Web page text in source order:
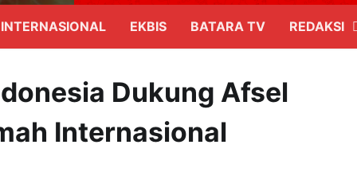
INTERNASIONAL EKBIS BATARA TV REDAKSI
Dukung Afsel
Internasional